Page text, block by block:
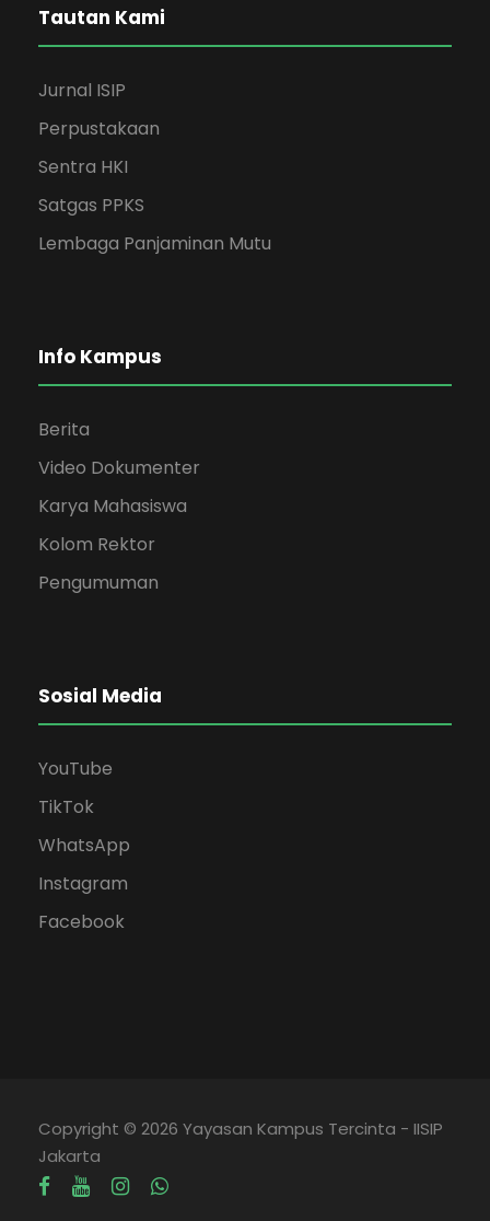
Tautan Kami
Jurnal ISIP
Perpustakaan
Sentra HKI
Satgas PPKS
Lembaga Panjaminan Mutu
Info Kampus
Berita
Video Dokumenter
Karya Mahasiswa
Kolom Rektor
Pengumuman
Sosial Media
YouTube
TikTok
WhatsApp
Instagram
Facebook
Copyright © 2026 Yayasan Kampus Tercinta - IISIP
Jakarta